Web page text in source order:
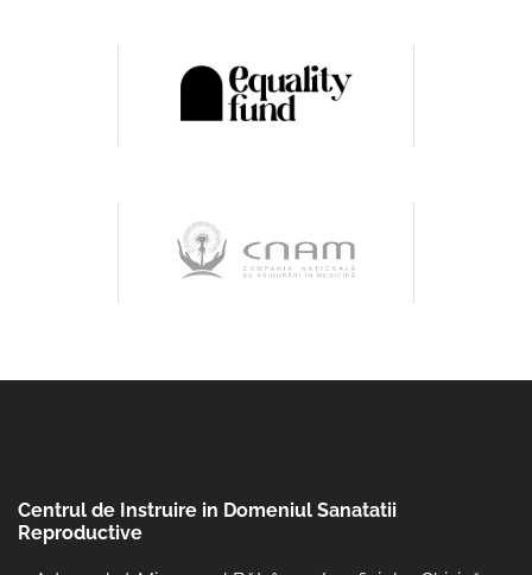
Centrul de Instruire in Domeniul Sanatatii
Reproductive